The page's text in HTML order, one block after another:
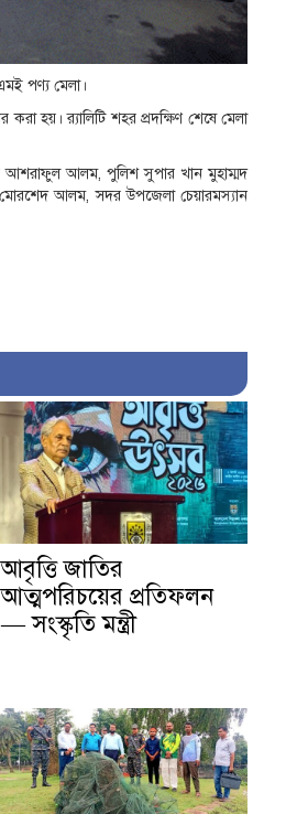
পণ্য মেলা।
করা হয়। র‌্যালিটি শহর প্রদক্ষিণ শেষে মেলা
আশরাফুল আলম, পুলিশ সুপার খান মুহাম্মদ
আলম, সদর উপজেলা চেয়ারমস্যান
আবৃত্তি জাতির
আত্মপরিচয়ের প্রতিফলন
— সংস্কৃতি মন্ত্রী